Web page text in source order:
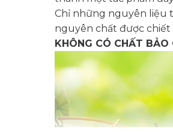
Chỉ những nguyên liệu
nguyên chất được chiết
KHÔNG CÓ CHẤT BẢO